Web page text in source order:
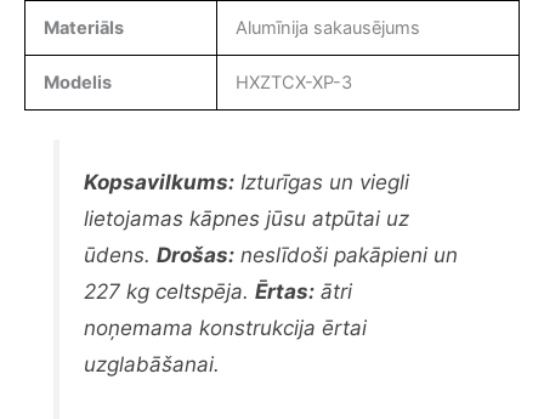
Materiāls Alumīnija sakausējums
Modelis HXZTCX-XP-3
Kopsavilkums: Izturīgas un viegli
lietojamas kāpnes jūsu atpūtai uz
ūdens.Drošas: neslīdoši pakāpieni un
227 kg celtspēja.Ērtas: ātri
noņemama konstrukcija ērtai
uzglabāšanai.